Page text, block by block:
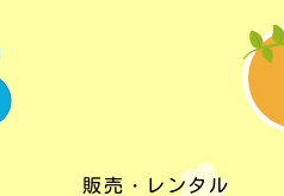
販売・レンタル